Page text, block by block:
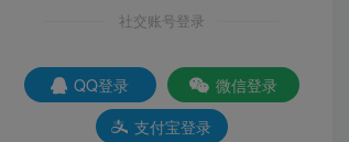
社交账号登录
QQ登录
微信登录
支付宝登录